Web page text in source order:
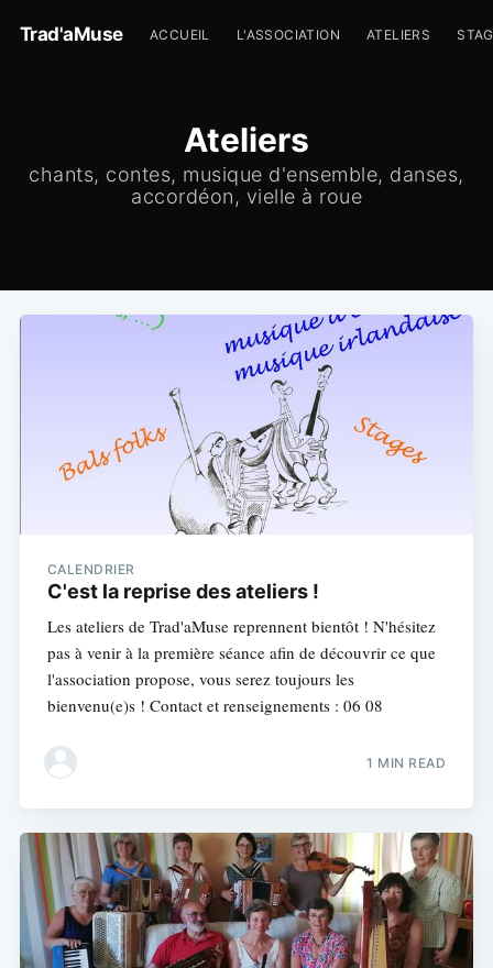
Trad'aMuse ACCUEIL L'ASSOCIATION ATELIERS
Ateliers
chants, contes, musique d'ensemble, danses,
accordéon, vielle à roue
CALENDRIER
C'est la reprise des ateliers !
Les ateliers de Trad'aMuse reprennent bientôt ! N'hésitez
pas à venir à la première séance afin de découvrir ce que
l'association propose, vous serez toujours les
bienvenu(e)s ! Contact et renseignements : 06 08
1 MIN READ